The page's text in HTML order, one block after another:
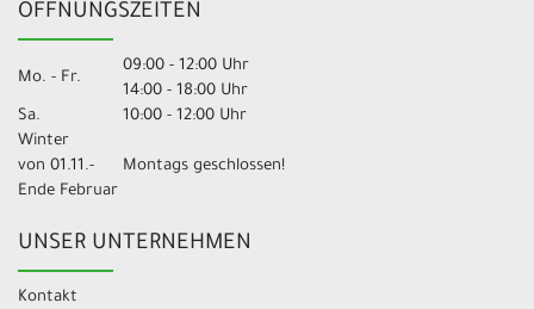
ÖFFNUNGSZEITEN
Mo. - Fr.
09:00 - 12:00 Uhr
14:00 - 18:00 Uhr
Sa.
10:00 - 12:00 Uhr
Winter
von 01.11.-
Ende Februar
Montags geschlossen!
UNSER UNTERNEHMEN
Kontakt